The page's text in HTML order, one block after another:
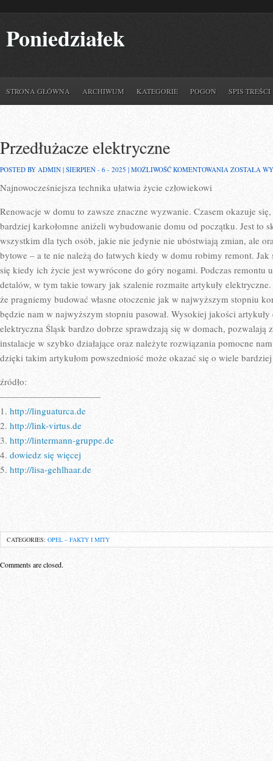
Poniedziałek
STRONA GŁÓWNA ARCHIWUM KATEGORIE POGOŃ SPIS TREŚCI
Przedłużacze elektryczne
POSTED BY ADMIN | SIERPIEŃ - 6 - 2025 | MOŻLIWOŚĆ KOMENTOWANIA ZOSTAŁA
Najnowocześniejsza technika ułatwia życie człowiekowi
Renowacje w domu to zawsze znaczne wyzwanie. Czasem okazuje
bardziej karkołomne aniżeli wybudowanie domu od początku. Jest to
wszystkim dla tych osób, jakie nie jedynie nie ubóstwiają zmian, ale
bytowe – a te nie należą do łatwych kiedy w domu robimy remont.
się kiedy ich życie jest wywrócone do góry nogami. Podczas remontu
detalów, w tym takie towary jak szalenie rozmaite artykuły
że pragniemy budować własne otoczenie jak w najwyższym stopniu
będzie nam w najwyższym stopniu pasował. Wysokiej jakości
elektryczna Śląsk bardzo dobrze sprawdzają się w domach, pozwalają
instalacje w szybko działające oraz należyte rozwiązania pomocne
dzięki takim artykułom powszedniość może okazać się o wiele
źródło:
———————————
1. http://linguaturca.de
2. http://link-virtus.de
3. http://lintermann-gruppe.de
4. dowiedz się więcej
5. http://lisa-gehlhaar.de
CATEGORIES: OPEL – FAKTY I MITY
Comments are closed.